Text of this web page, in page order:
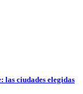
ciudades elegidas